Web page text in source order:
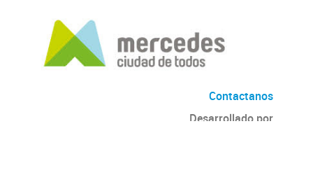
Contactanos
Desarrollado por